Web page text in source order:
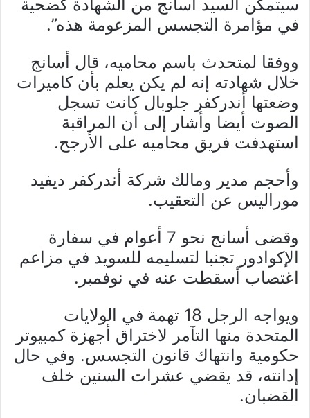
سيتمكن السيد أسانج من الشهادة كضحية
في مؤامرة التجسس المزعومة هذه”.
ووفقا لمتحدث باسم محاميه، قال أسانج
خلال شهادته إنه لم يكن يعلم بأن كاميرات
وضعتها أندركفر جلوبال كانت تسجل
الصوت أيضا وأشار إلى أن المراقبة
استهدفت فريق محاميه على الأرجح.
وأحجم مدير ومالك شركة أندركفر ديفيد
موراليس عن التعقيب.
وقضى أسانج نحو 7 أعوام في سفارة
الإكوادور تجنبا لتسليمه للسويد في مزاعم
اغتصاب أسقطت عنه في نوفمبر.
ويواجه الرجل 18 تهمة في الولايات
المتحدة منها التآمر لاختراق أجهزة كمبيوتر
حكومية وانتهاك قانون التجسس. وفي حال
إدانته، قد يقضي عشرات السنين خلف
القضبان.